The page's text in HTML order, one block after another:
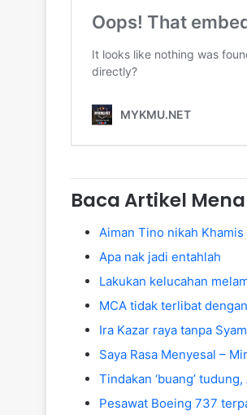
Baca Artikel
Aiman Tino nikah Khamis
Apa nak jadi entahlah
Lakukan kelucahan
MCA tidak terlibat
Ira Kazar raya tanpa
Saya Rasa Menyesal –
Tindakan ‘buang’
Pesawat Boeing 737